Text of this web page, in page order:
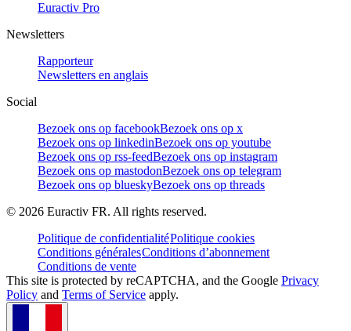
Euractiv Pro
Newsletters
Rapporteur
Newsletters en anglais
Social
Bezoek ons op facebookBezoek ons op x
Bezoek ons op linkedinBezoek ons op youtube
Bezoek ons op rss-feedBezoek ons op instagram
Bezoek ons op mastodonBezoek ons op telegram
Bezoek ons op blueskyBezoek ons op threads
© 2026 Euractiv FR. All rights reserved.
Politique de confidentialitéPolitique cookies
Conditions généralesConditions d’abonnement
Conditions de vente
This site is protected by reCAPTCHA, and the Google Privacy
Policy and Terms of Service apply.